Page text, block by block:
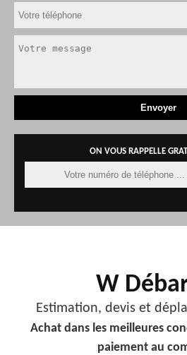
ON VOUS RAPPELLE
W
Estimation, devis et
Achat dans les meilleures
paiement au